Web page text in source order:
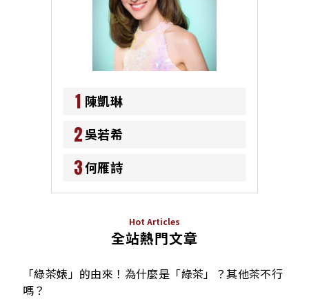
1 陳凱琳
2吳若希
3何雁詩
Hot Articles
全站熱門文章
「綠茶婊」的由來！為什麼是「綠茶」？其他茶不行
嗎？